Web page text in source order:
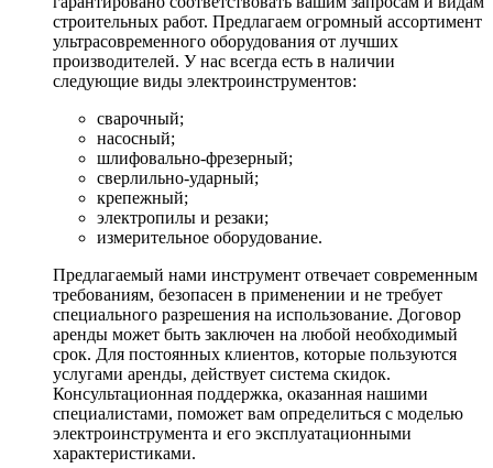
строительных работ. Предлагаем огромный ассортимент
ультрасовременного оборудования от лучших
производителей. У нас всегда есть в наличии
следующие виды электроинструментов:
сварочный;
насосный;
шлифовально-фрезерный;
сверлильно-ударный;
крепежный;
электропилы и резаки;
измерительное оборудование.
Предлагаемый нами инструмент отвечает современным
требованиям, безопасен в применении и не требует
специального разрешения на использование. Договор
аренды может быть заключен на любой необходимый
срок. Для постоянных клиентов, которые пользуются
услугами аренды, действует система скидок.
Консультационная поддержка, оказанная нашими
специалистами, поможет вам определиться с моделью
электроинструмента и его эксплуатационными
характеристиками.